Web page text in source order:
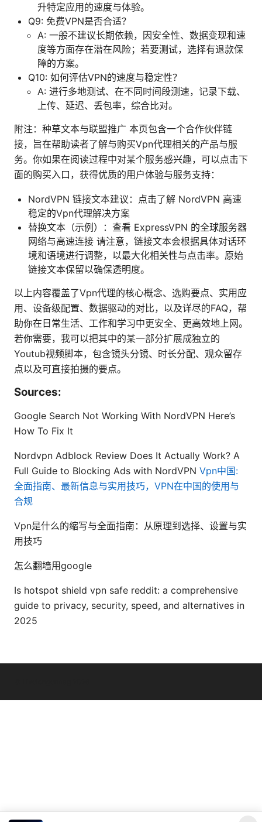
升特定应用的速度与体验。
Q9: 免费VPN是否合适？
A: 一般不建议长期依赖，因安全性、数据变现和速
度等方面存在潜在风险；若要测试，选择有退款保
障的方案。
Q10: 如何评估VPN的速度与稳定性？
A: 进行多地测试、在不同时间段测速，记录下载、
上传、延迟、丢包率，综合比对。
附注：种草文本与联盟推广 本页包含一个合作伙伴链
接，旨在帮助读者了解与购买Vpn代理相关的产品与服
务。你如果在阅读过程中对某个服务感兴趣，可以点击下
面的购买入口，获得优质的用户体验与服务支持：
NordVPN 链接文本建议：点击了解 NordVPN 高速
稳定的Vpn代理解决方案
替换文本（示例）：查看 ExpressVPN 的全球服务器
网络与高速连接 请注意，链接文本会根据具体对话环
境和语境进行调整，以最大化相关性与点击率。原始
链接文本保留以确保透明度。
以上内容覆盖了Vpn代理的核心概念、选购要点、实用应
用、设备级配置、数据驱动的对比，以及详尽的FAQ，帮
助你在日常生活、工作和学习中更安全、更高效地上网。
若你需要，我可以把其中的某一部分扩展成独立的
Youtub视频脚本，包含镜头分镜、时长分配、观众留存
点以及可直接拍摄的要点。
Sources:
Google Search Not Working With NordVPN Here’s
How To Fix It
Nordvpn Adblock Review Does It Actually Work? A
Full Guide to Blocking Ads with NordVPN Vpn中国:
全面指南、最新信息与实用技巧，VPN在中国的使用与
合规
Vpn是什么的缩写与全面指南：从原理到选择、设置与实
用技巧
怎么翻墙用google
Is hotspot shield vpn safe reddit: a comprehensive
guide to privacy, security, speed, and alternatives in
2025